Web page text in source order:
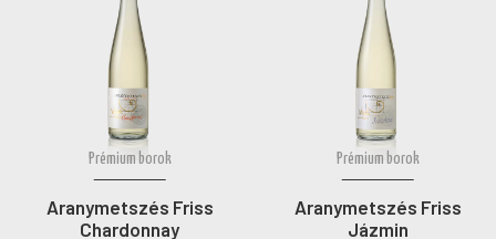
Prémium borok
Aranymetszés Friss
Chardonnay
Prémium borok
Aranymetszés Friss
Jázmin